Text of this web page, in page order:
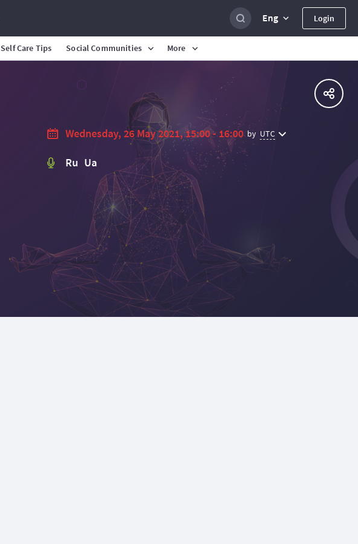
Eng Login
Self Care Tips Social Communities More
Wednesday, 26 May 2021, 15:00 - 16:00 by UTC
Ru Ua